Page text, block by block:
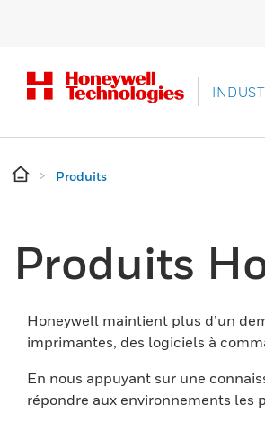
Produits
Produits
Honeywell maintient plus d’un
imprimantes, des logiciels à
En nous appuyant sur une
répondre aux environnements les